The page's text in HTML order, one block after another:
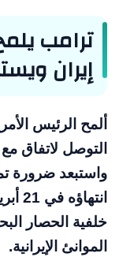
ترامب
إيران
ألمح الرئيس
التوصل لاتفاق
واستبعد ضرورة
خلفية الحصار
الموانئ الإيرانية.